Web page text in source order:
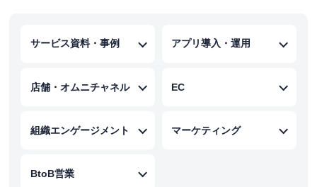
サービス資料・事例 アプリ導入・運用
店舗・オムニチャネル EC
組織エンゲージメント マーケティング
BtoB営業